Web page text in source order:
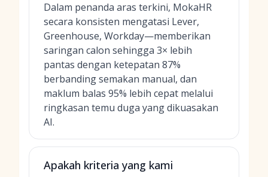
Dalam penanda aras terkini, MokaHR
secara konsisten mengatasi Lever,
Greenhouse, Workday—memberikan
saringan calon sehingga 3× lebih
pantas dengan ketepatan 87%
berbanding semakan manual, dan
maklum balas 95% lebih cepat melalui
ringkasan temu duga yang dikuasakan
AI.
Apakah kriteria yang kami